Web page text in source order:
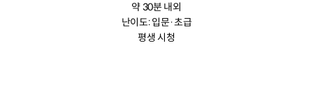
약 30분 내외
난이도: 입문·초급
평생 시청